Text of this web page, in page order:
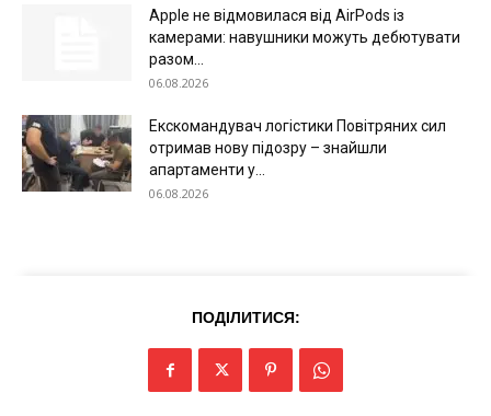
Apple не відмовилася від AirPods із
камерами: навушники можуть дебютувати
разом...
06.08.2026
Екскомандувач логістики Повітряних сил
отримав нову підозру – знайшли
апартаменти у...
06.08.2026
ПОДІЛИТИСЯ: